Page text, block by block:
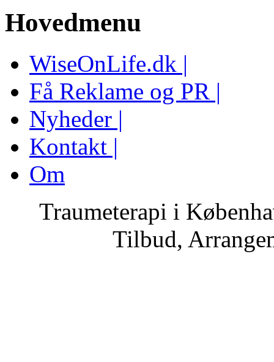
Hovedmenu
WiseOnLife.dk |
Få Reklame og PR |
Nyheder |
Kontakt |
Om
Traumeterapi i
Tilbud,